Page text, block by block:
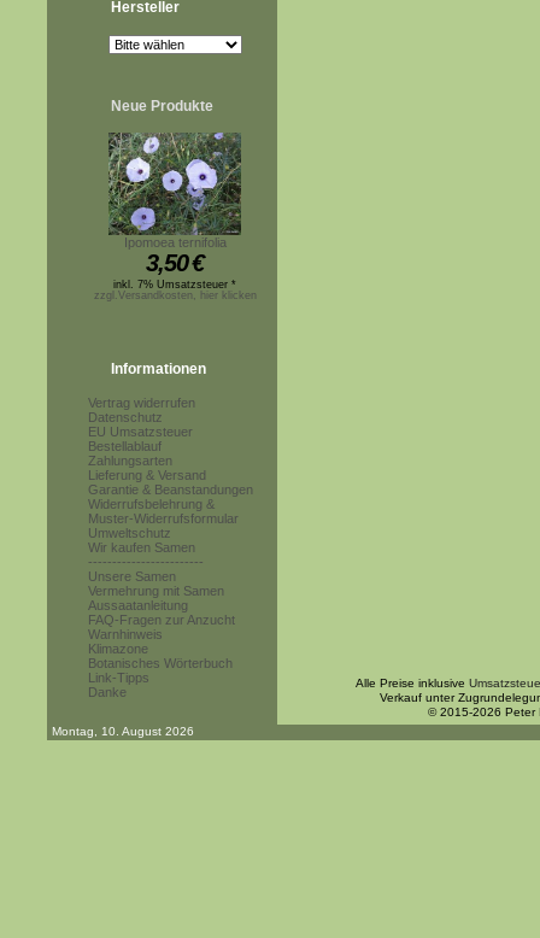
Hersteller
Neue Produkte
Ipomoea ternifolia
3,50€
inkl. 7% Umsatzsteuer *
zzgl.Versandkosten, hier klicken
Informationen
Vertrag widerrufen
Datenschutz
EU Umsatzsteuer
Bestellablauf
Zahlungsarten
Lieferung & Versand
Garantie & Beanstandungen
Widerrufsbelehrung &
Muster-Widerrufsformular
Umweltschutz
Wir kaufen Samen
------------------------
Unsere Samen
Vermehrung mit Samen
Aussaatanleitung
FAQ-Fragen zur Anzucht
Warnhinweis
Klimazone
Botanisches Wörterbuch
Link-Tipps
Danke
Alle Preise inklusive
Verkauf unter
© 2015-2026 Peter
Montag, 10. August 2026